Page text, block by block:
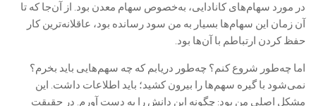
در مورد سهام‌های کانادایی، به‌خصوص سهام معدن بود. از آن‌جا که تا
آن زمان این سهام‌ها بسیار به من سود رسانده بود، عاقلانه‌ترین کار
حفظ کردن ارتباطم با آن‌ها بود.
اما چه‌طور شروع کنم؟ چه‌طور دریابم که چه سهم‌هایی باید بخرم؟
نمی‌شود با گیره سهم‌ها را بیرون کشید؛ باید اطلاعات داشت. این
مشکل اصلی من بود: چگونه این دانش را به دست آورم. در حقیقت